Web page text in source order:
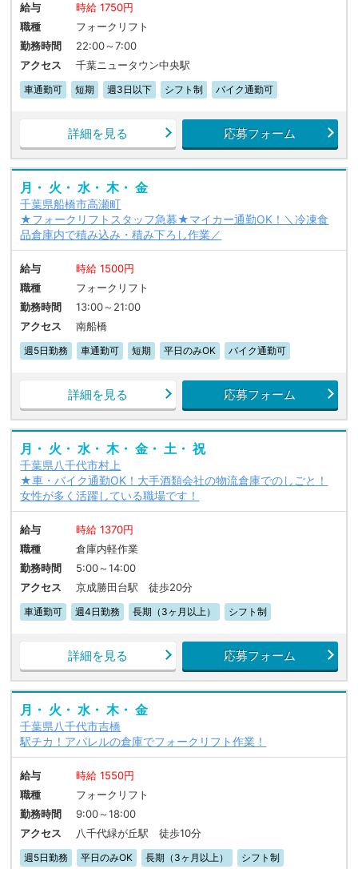
給与
時給 1750円
職種
フォークリフト
勤務時間
22:00～7:00
アクセス
千葉ニュータウン中央駅
車通勤可 短期 週3日以下 シフト制 バイク通勤可
詳細を見る 応募フォーム
月・ 火・ 水・ 木・ 金
千葉県船橋市高瀬町
★フォークリフトスタッフ急募★マイカー通勤OK！＼冷凍食
品倉庫内で積み込み・積み下ろし作業／
給与
時給 1500円
職種
フォークリフト
勤務時間
13:00～21:00
アクセス
南船橋
週5日勤務 車通勤可 短期 平日のみOK バイク通勤可
詳細を見る 応募フォーム
月・ 火・ 水・ 木・ 金・ 土・ 祝
千葉県八千代市村上
★車・バイク通勤OK！大手酒類会社の物流倉庫でのしごと！
女性が多く活躍している職場です！
給与
時給 1370円
職種
倉庫内軽作業
勤務時間
5:00～14:00
アクセス
京成勝田台駅 徒歩20分
車通勤可 週4日勤務 長期（3ヶ月以上） シフト制
詳細を見る 応募フォーム
月・ 火・ 水・ 木・ 金
千葉県八千代市吉橋
駅チカ！アパレルの倉庫でフォークリフト作業！
給与
時給 1550円
職種
フォークリフト
勤務時間
9:00～18:00
アクセス
八千代緑が丘駅 徒歩10分
週5日勤務 平日のみOK 長期（3ヶ月以上）
シフト制